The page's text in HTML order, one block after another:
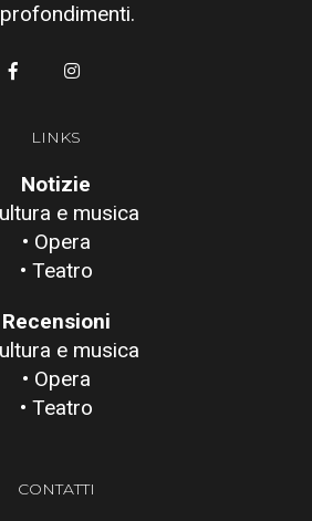
LINKS
Notizie
e musica
• Opera
• Teatro
Recensioni
e musica
• Opera
• Teatro
CONTATTI